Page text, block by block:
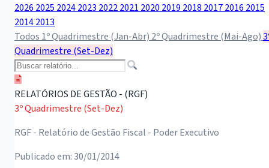
2026 2025 20242023 20222021 2020 2019 2018 20172016 2015
20142013
Todos 1º Quadrimestre (Jan-Abr) 2º Quadrimestre (Mai-Ago)
Quadrimestre (Set-Dez)
RELATÓRIOS DE GESTÃO - (RGF)
3º Quadrimestre (Set-Dez)
RGF - Relatório de Gestão Fiscal - Poder Executivo
Publicado em: 30/01/2014